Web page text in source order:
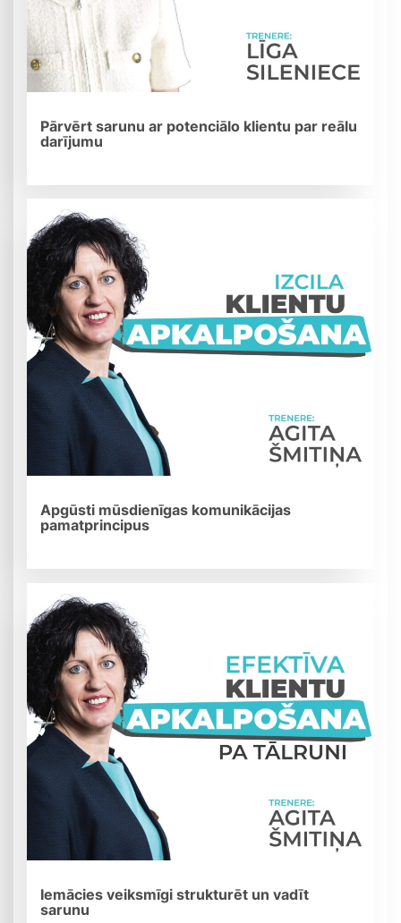
Pārvērt sarunu ar potenciālo klientu par reālu
darījumu
Apgūsti mūsdienīgas komunikācijas
pamatprincipus
Iemācies veiksmīgi strukturēt un vadīt
sarunu